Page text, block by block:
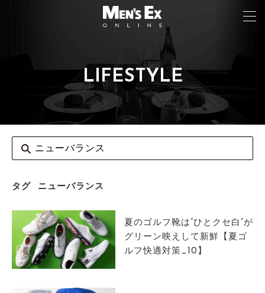
LIFESTYLE
タグ ニューバランス
夏のゴルフ靴は“ひとクセ白”が
グリーン映えして新鮮【夏ゴ
ルフ快適対策_10】
FASHION
CAR&BIKE
LIFESTYLE
COLUMN
MAGAZINE
ABOUT SITE